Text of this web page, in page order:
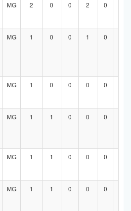
MG 2 0 0 2 0
MG 1 0 0 1 0
MG 1 0 0 0 0
MG 1 1 0 0 0
MG 1 1 0 0 0
MG 1 1 0 0 0